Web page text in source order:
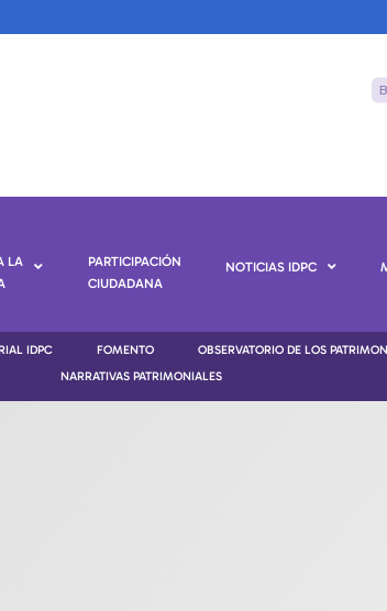
LA
PARTICIPACIÓN
CIUDADANA
NOTICIAS IDPC
IDPC FOMENTO
OBSERVATORIO DE LOS
NARRATIVAS PATRIMONIALES